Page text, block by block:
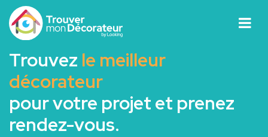
Trouvez le meilleur
décorateur
pour votre projet et prenez
rendez-vous.